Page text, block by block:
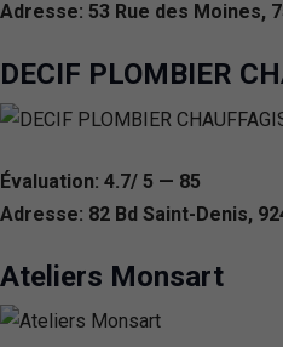
Adresse: 53 Rue des Moines,
DECIF PLOMBIER
Évaluation: 4.7/ 5 — 85
Adresse: 82 Bd Saint-Denis,
Ateliers Monsart